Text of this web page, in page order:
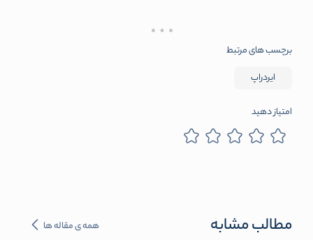
برچسب های مرتبط
ایردراپ
امتیاز دهید
مطالب مشابه همه ی مقاله ها